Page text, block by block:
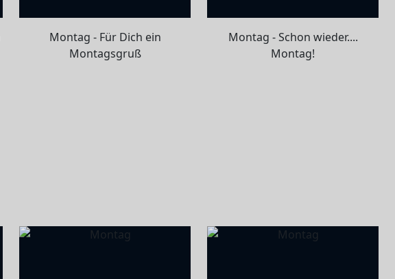
Montag - Für Dich ein
Montagsgruß
Montag - Schon wieder....
Montag!